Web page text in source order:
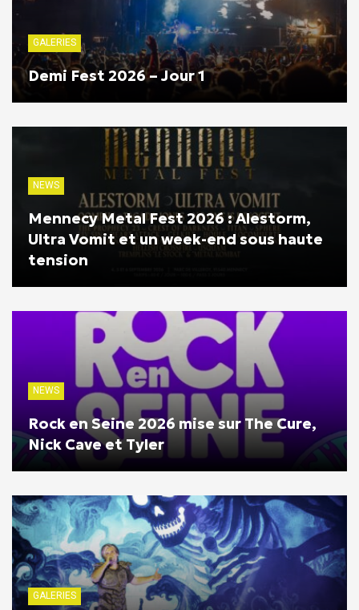
GALERIES
Demi Fest 2026 – Jour 1
NEWS
Mennecy Metal Fest 2026 : Alestorm,
Ultra Vomit et un week-end sous haute
tension
NEWS
Rock en Seine 2026 mise sur The Cure,
Nick Cave et Tyler
GALERIES